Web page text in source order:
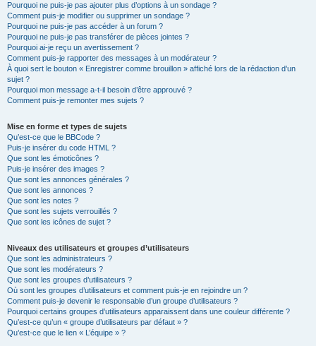
Pourquoi ne puis-je pas ajouter plus d’options à un sondage ?
Comment puis-je modifier ou supprimer un sondage ?
Pourquoi ne puis-je pas accéder à un forum ?
Pourquoi ne puis-je pas transférer de pièces jointes ?
Pourquoi ai-je reçu un avertissement ?
Comment puis-je rapporter des messages à un modérateur ?
À quoi sert le bouton « Enregistrer comme brouillon » affiché lors de la rédaction d’un
sujet ?
Pourquoi mon message a-t-il besoin d’être approuvé ?
Comment puis-je remonter mes sujets ?
Mise en forme et types de sujets
Qu’est-ce que le BBCode ?
Puis-je insérer du code HTML ?
Que sont les émoticônes ?
Puis-je insérer des images ?
Que sont les annonces générales ?
Que sont les annonces ?
Que sont les notes ?
Que sont les sujets verrouillés ?
Que sont les icônes de sujet ?
Niveaux des utilisateurs et groupes d’utilisateurs
Que sont les administrateurs ?
Que sont les modérateurs ?
Que sont les groupes d’utilisateurs ?
Où sont les groupes d’utilisateurs et comment puis-je en rejoindre un ?
Comment puis-je devenir le responsable d’un groupe d’utilisateurs ?
Pourquoi certains groupes d’utilisateurs apparaissent dans une couleur différente ?
Qu’est-ce qu’un « groupe d’utilisateurs par défaut » ?
Qu’est-ce que le lien « L’équipe » ?